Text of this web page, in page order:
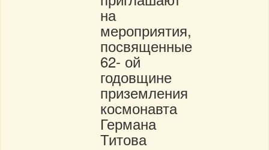
на
мероприятия,
посвященные
62- ой
годовщине
приземления
космонавта
Германа
Титова